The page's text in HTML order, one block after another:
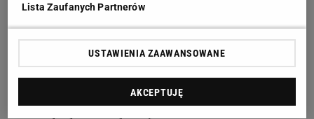
kłopoty na rozbiegu, ponieważ było nierówno, trochę
wstrzymywało zawodników. Nie udało mu się
odpowiednio zachować równowagi i dlatego skok
nie był idealny. Choć ostatecznie, jestem bardzo
zadowolony. Halvor ma dobry plan na niedzielę.
Lista Zaufanych Partnerów
USTAWIENIA ZAAWANSOWANE
AKCEPTUJĘ